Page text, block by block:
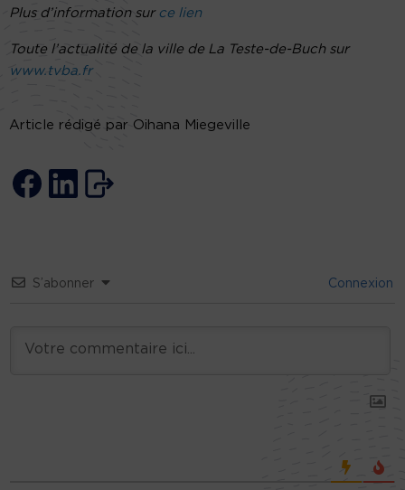
Plus d’information sur ce lien
Toute l’actualité de la ville de La Teste-de-Buch sur
www.tvba.fr
Article rédigé par Oihana Miegeville
S’abonner Connexion